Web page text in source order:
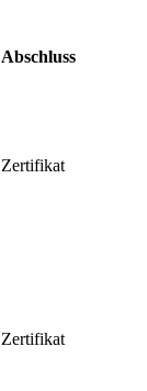
Abschluss
Zertifikat
Zertifikat